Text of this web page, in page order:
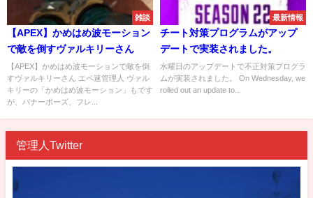
雑談
【APEX】かめはめ波モーション
で敵を倒すヴァルキリーさん
【APEX】かめはめ波モーションで敵を倒
すヴァルキリーさん エペ速管理人 ヴァル
キリーの「かめはめ波モーション」もです
が、バナーポーズ、フレ...
最新情報
チート対策プログラムがアップ
デートで実装されました。
水曜日のアップデートで不正対策プログラ
ムが実装されました。 On Wednesday, we
rolled out an update to...
管理人Twitter